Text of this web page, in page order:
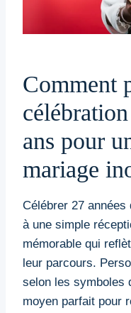
Comment
ans pour
mariage
Célébrer 27
à une simple
mémorable qui
leur parcours.
selon les symboles
moyen parfait pour